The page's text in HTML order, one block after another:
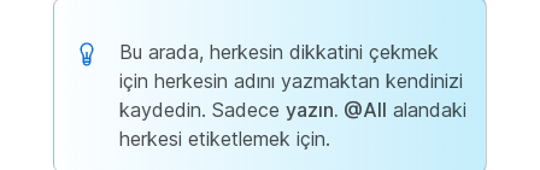
Bu arada, herkesin dikkatini çekmek
için herkesin adını yazmaktan kendinizi
kaydedin. Sadece yazın. @All alandaki
herkesi etiketlemek için.